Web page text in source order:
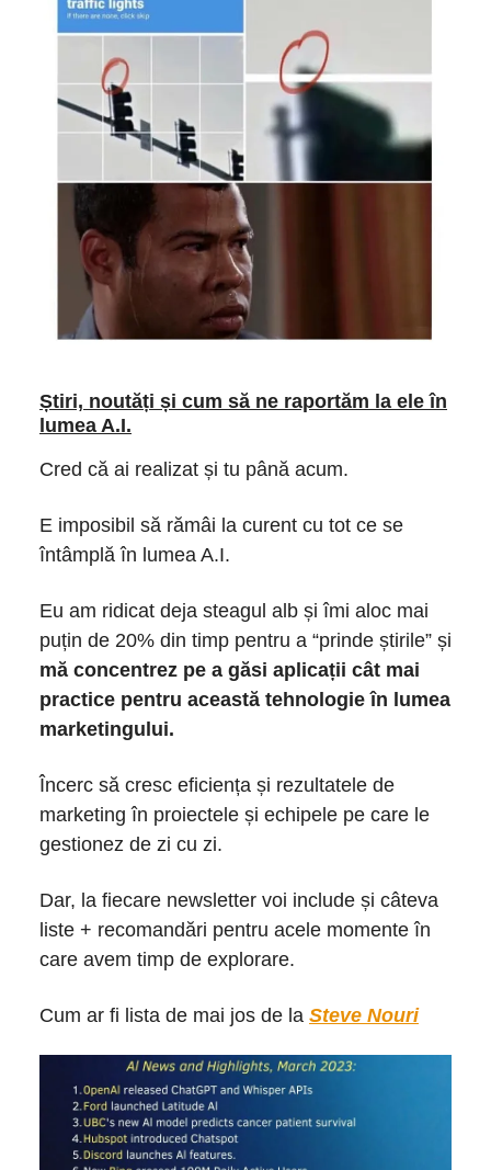
Știri, noutăți și cum să ne raportăm la ele în
lumea A.I.
Cred că ai realizat și tu până acum.
E imposibil să rămâi la curent cu tot ce se
întâmplă în lumea A.I.
Eu am ridicat deja steagul alb și îmi aloc mai
puțin de 20% din timp pentru a “prinde știrile” și
mă concentrez pe a găsi aplicații cât mai
practice pentru această tehnologie în lumea
marketingului.
Încerc să cresc eficiența și rezultatele de
marketing în proiectele și echipele pe care le
gestionez de zi cu zi.
Dar, la fiecare newsletter voi include și câteva
liste + recomandări pentru acele momente în
care avem timp de explorare.
Cum ar fi lista de mai jos de la Steve Nouri